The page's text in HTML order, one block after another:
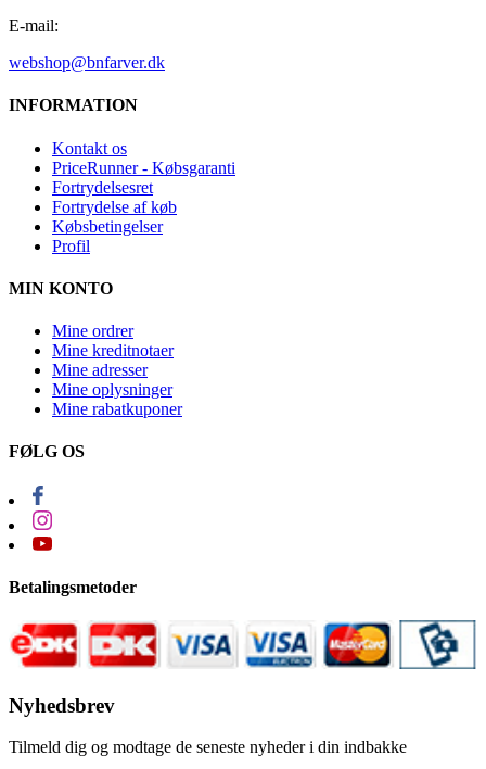
E-mail:
webshop@bnfarver.dk
INFORMATION
Kontakt os
PriceRunner - Købsgaranti
Fortrydelsesret
Fortrydelse af køb
Købsbetingelser
Profil
MIN KONTO
Mine ordrer
Mine kreditnotaer
Mine adresser
Mine oplysninger
Mine rabatkuponer
FØLG OS
Betalingsmetoder
Nyhedsbrev
Tilmeld dig og modtage de seneste nyheder i din indbakke